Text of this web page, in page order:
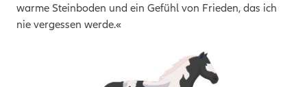
warme Steinboden und ein Gefühl von Frieden, das ich
nie vergessen werde.«